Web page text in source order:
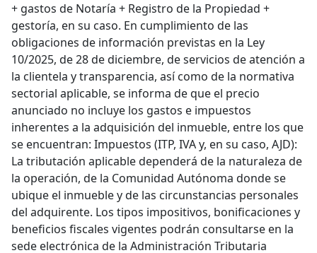
+ gastos de Notaría + Registro de la Propiedad +
gestoría, en su caso. En cumplimiento de las
obligaciones de información previstas en la Ley
10/2025, de 28 de diciembre, de servicios de atención a
la clientela y transparencia, así como de la normativa
sectorial aplicable, se informa de que el precio
anunciado no incluye los gastos e impuestos
inherentes a la adquisición del inmueble, entre los que
se encuentran: Impuestos (ITP, IVA y, en su caso, AJD):
La tributación aplicable dependerá de la naturaleza de
la operación, de la Comunidad Autónoma donde se
ubique el inmueble y de las circunstancias personales
del adquirente. Los tipos impositivos, bonificaciones y
beneficios fiscales vigentes podrán consultarse en la
sede electrónica de la Administración Tributaria